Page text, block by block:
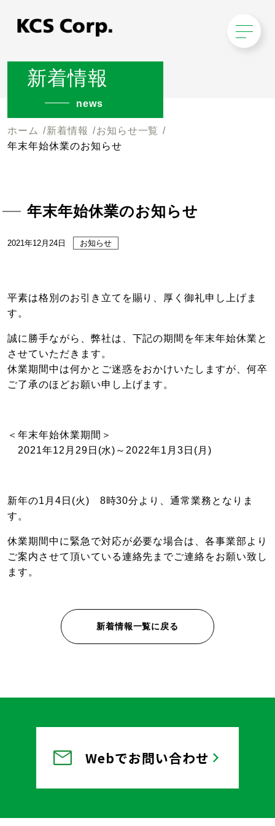
新着情報
news
ホーム 新着情報
お知らせ一覧
年末年始休業のお知らせ
年末年始休業のお知らせ
2021年12月24日 お知らせ
平素は格別のお引き立てを賜り、厚く御礼申し上げま
す。
誠に勝手ながら、弊社は、下記の期間を年末年始休業と
させていただきます。
休業期間中は何かとご迷惑をおかけいたしますが、何卒
ご了承のほどお願い申し上げます。
＜年末年始休業期間＞
2021年12月29日(水)～2022年1月3日(月)
新年の1月4日(火) 8時30分より、通常業務となりま
す。
休業期間中に緊急で対応が必要な場合は、各事業部より
ご案内させて頂いている連絡先までご連絡をお願い致し
ます。
新着情報一覧に戻る
Webでお問い合わせ